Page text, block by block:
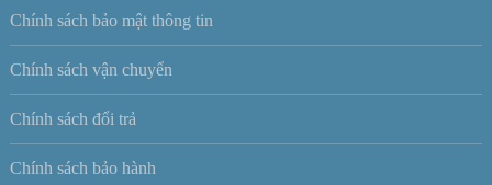
Chính sách bảo mật thông tin
Chính sách vận chuyển
Chính sách đổi trả
Chính sách bảo hành